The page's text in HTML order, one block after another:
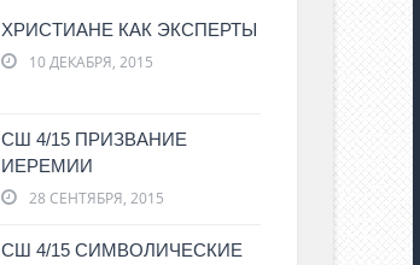
ХРИСТИАНЕ КАК ЭКСПЕРТЫ
10 ДЕКАБРЯ, 2015
СШ 4/15 ПРИЗВАНИЕ
ИЕРЕМИИ
28 СЕНТЯБРЯ, 2015
СШ 4/15 СИМВОЛИЧЕСКИЕ